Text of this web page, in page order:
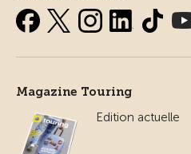
Magazine Touring
Edition actuelle